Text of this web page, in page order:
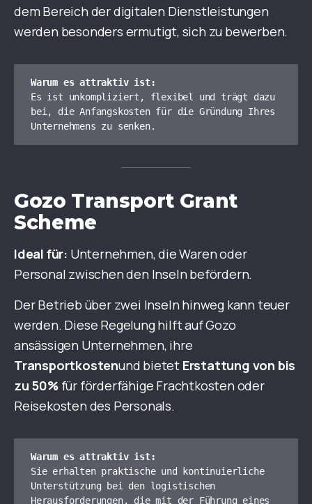
dem Bereich der digitalen Dienstleistungen
werden besonders ermutigt, sich zu bewerben.
Warum es attraktiv ist:
Es ist unkompliziert, flexibel und trägt dazu
bei, die Anfangskosten für die Gründung Ihres
Unternehmens zu senken.
Gozo Transport Grant
Scheme
Ideal für: Unternehmen, die Waren oder
Personal zwischen den Inseln befördern.
Der Betrieb über zwei Inseln hinweg kann teuer
werden. Diese Regelung hilft auf Gozo
ansässigen Unternehmen, ihre
Transportkostenund bietet Erstattung von bis
zu 50%für förderfähige Frachtkosten oder
Reisekosten des Personals.
Warum es attraktiv ist:
Sie erhalten praktische und kontinuierliche
Unterstützung bei den logistischen
Herausforderungen, die mit der Führung eines